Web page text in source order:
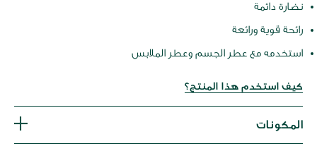
نضارة دائمة
رائحة قوية ورائعة
استخدمه مع عطر الجسم وعطر الملابس
كيف استخدم هذا المنتج؟
المكونات